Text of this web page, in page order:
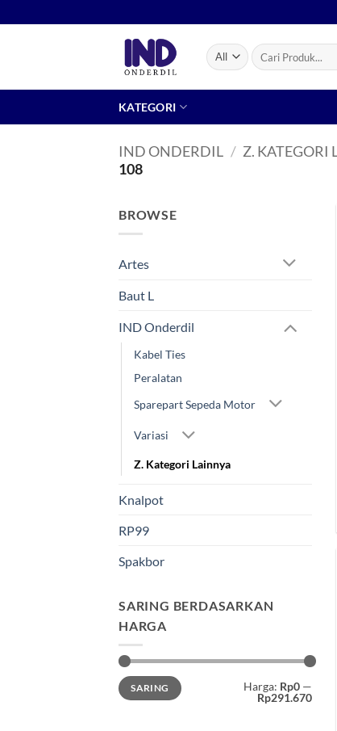
to
Pencarian
untuk:
KATEGORI
IND ONDERDIL / Z. KATEGORI
108
BROWSE
Artes
Baut L
IND Onderdil
Kabel Ties
Peralatan
Sparepart Sepeda Motor
Variasi
Z. Kategori Lainnya
Knalpot
RP99
Spakbor
SARING BERDASARKAN
HARGA
Harga
terendah
Harga
tertinggi
SARING Harga: Rp0 —
Rp291.670